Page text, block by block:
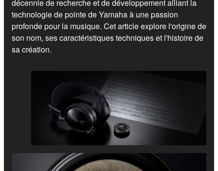
décennie de recherche et de développement alliant la
technologie de pointe de Yamaha à une passion
profonde pour la musique. Cet article explore l'origine de
son nom, ses caractéristiques techniques et l'histoire de
sa création.